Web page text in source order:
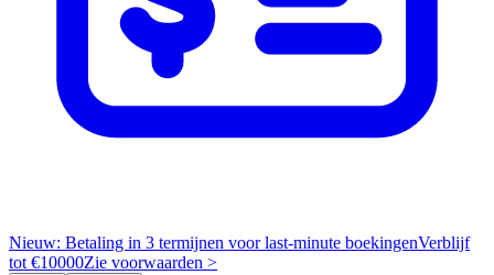
Nieuw: Betaling in 3 termijnen voor last-minute boekingenVerblijf
tot €10000Zie voorwaarden >